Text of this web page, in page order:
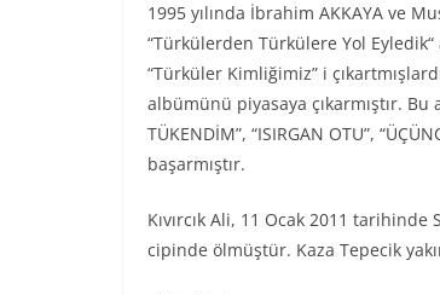
1995 yılında İbrahim AKKAYA ve
“Türkülerden Türkülere Yol
“Türküler Kimliğimiz” i
albümünü piyasaya çıkarmıştır. Bu
TÜKENDİM”, “ISIRGAN OTU”,
başarmıştır.
Kıvırcık Ali, 11 Ocak 2011
cipinde ölmüştür. Kaza Tepecik